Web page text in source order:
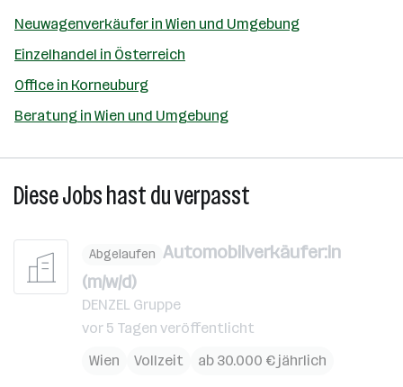
Neuwagenverkäufer in Wien und Umgebung
Einzelhandel in Österreich
Office in Korneuburg
Beratung in Wien und Umgebung
Diese Jobs hast du verpasst
Abgelaufen Automobilverkäufer:in
(m/w/d)
DENZEL Gruppe
vor 5 Tagen veröffentlicht
Wien
Vollzeit ab 30.000 € jährlich